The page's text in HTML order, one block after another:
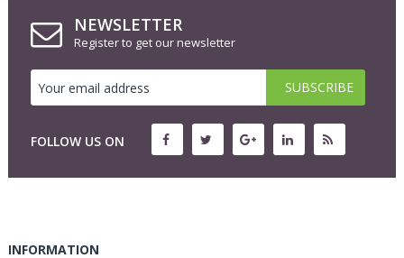
NEWSLETTER
Register to get our newsletter
FOLLOW US ON
INFORMATION